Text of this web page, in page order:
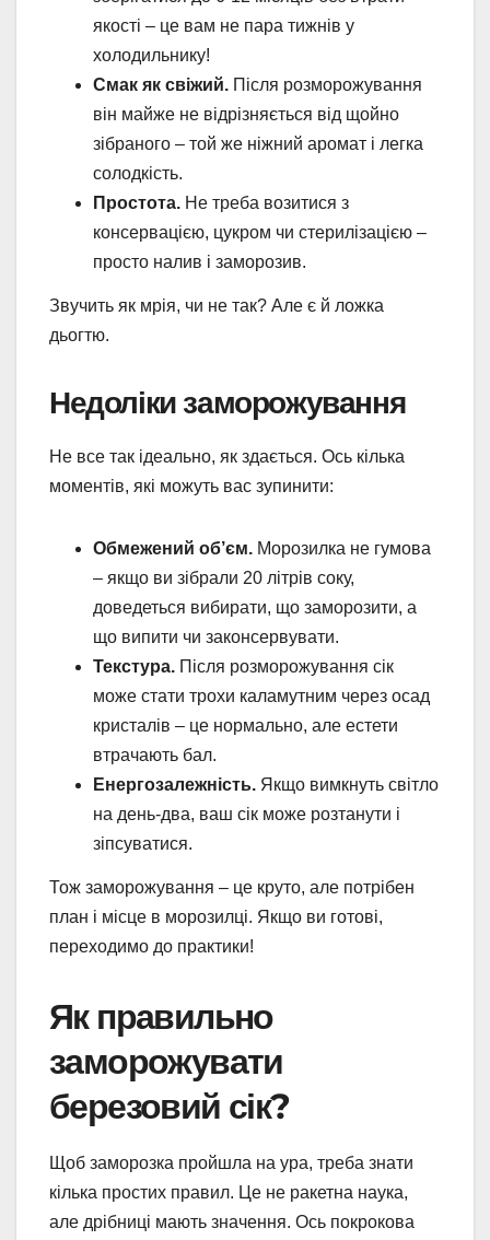
якості – це вам не пара тижнів у
холодильнику!
Смак як свіжий. Після розморожування
він майже не відрізняється від щойно
зібраного – той же ніжний аромат і легка
солодкість.
Простота. Не треба возитися з
консервацією, цукром чи стерилізацією –
просто налив і заморозив.
Звучить як мрія, чи не так? Але є й ложка
дьогтю.
Недоліки заморожування
Не все так ідеально, як здається. Ось кілька
моментів, які можуть вас зупинити:
Обмежений об’єм. Морозилка не гумова
– якщо ви зібрали 20 літрів соку,
доведеться вибирати, що заморозити, а
що випити чи законсервувати.
Текстура. Після розморожування сік
може стати трохи каламутним через осад
кристалів – це нормально, але естети
втрачають бал.
Енергозалежність. Якщо вимкнуть світло
на день-два, ваш сік може розтанути і
зіпсуватися.
Тож заморожування – це круто, але потрібен
план і місце в морозилці. Якщо ви готові,
переходимо до практики!
Як правильно
заморожувати
березовий сік?
Щоб заморозка пройшла на ура, треба знати
кілька простих правил. Це не ракетна наука,
але дрібниці мають значення. Ось покрокова